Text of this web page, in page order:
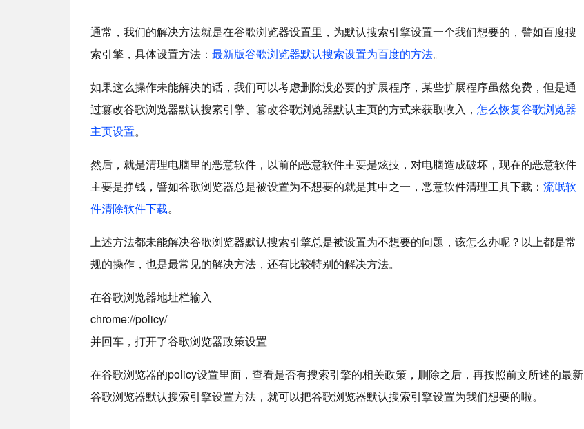
通常，我们的解决方法就是在谷歌浏览器设置里，为默认搜索引擎设置一个我们想要的，譬如百度搜
索引擎，具体设置方法： 最新版谷歌浏览器默认搜索设置为百度的方法。
如果这么操作未能解决的话，我们可以考虑删除没必要的扩展程序，某些扩展程序虽然免费，但是通
过篡改谷歌浏览器默认搜索引擎、篡改谷歌浏览器默认主页的方式来获取收入， 怎么恢复谷歌浏览器
主页设置。
然后，就是清理电脑里的恶意软件，以前的恶意软件主要是炫技，对电脑造成破坏，现在的恶意软件
主要是挣钱，譬如谷歌浏览器总是被设置为不想要的就是其中之一，恶意软件清理工具下载： 流氓软
件清除软件下载。
上述方法都未能解决谷歌浏览器默认搜索引擎总是被设置为不想要的问题，该怎么办呢？以上都是常
规的操作，也是最常见的解决方法，还有比较特别的解决方法。
在谷歌浏览器地址栏输入
chrome://policy/
并回车，打开了谷歌浏览器政策设置
在谷歌浏览器的policy设置里面，查看是否有搜索引擎的相关政策，删除之后，再按照前文所述的最新
谷歌浏览器默认搜索引擎设置方法，就可以把谷歌浏览器默认搜索引擎设置为我们想要的啦。